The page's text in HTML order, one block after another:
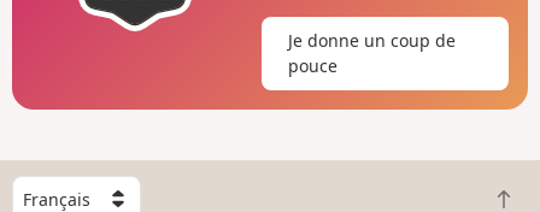
Je donne un coup de
pouce
C